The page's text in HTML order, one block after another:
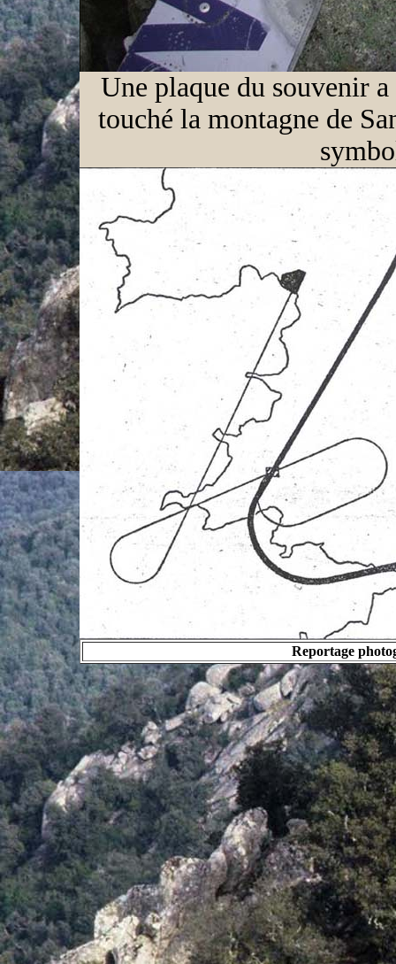
Une plaque du souvenir
touché la montagne de
Reportage